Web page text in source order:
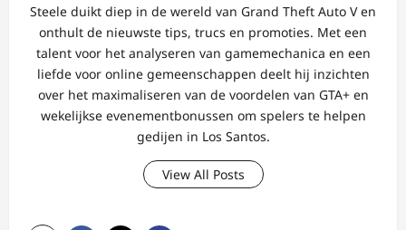
Steele duikt diep in de wereld van Grand Theft Auto V en
onthult de nieuwste tips, trucs en promoties. Met een
talent voor het analyseren van gamemechanica en een
liefde voor online gemeenschappen deelt hij inzichten
over het maximaliseren van de voordelen van GTA+ en
wekelijkse evenementbonussen om spelers te helpen
gedijen in Los Santos.
View All Posts